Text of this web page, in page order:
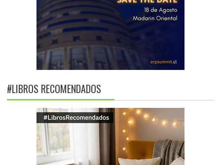
#LIBROS RECOMENDADOS